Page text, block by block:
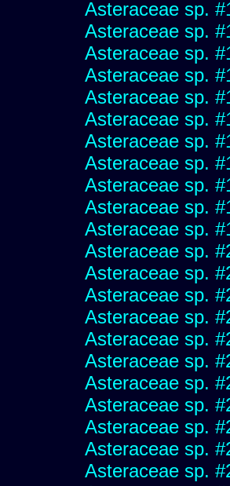
Asteraceae sp.
Asteraceae sp.
Asteraceae sp.
Asteraceae sp.
Asteraceae sp.
Asteraceae sp.
Asteraceae sp.
Asteraceae sp.
Asteraceae sp.
Asteraceae sp.
Asteraceae sp.
Asteraceae sp.
Asteraceae sp.
Asteraceae sp.
Asteraceae sp.
Asteraceae sp.
Asteraceae sp.
Asteraceae sp.
Asteraceae sp.
Asteraceae sp.
Asteraceae sp.
Asteraceae sp.